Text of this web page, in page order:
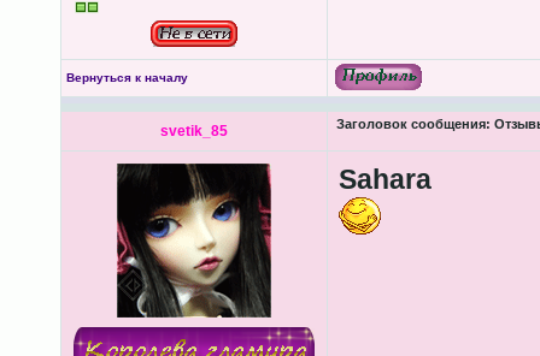
Вернуться к началу
svetik_85 Заголовок сообщения:
Sahara